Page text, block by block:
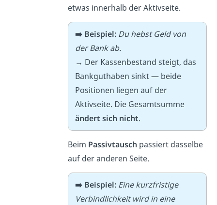
etwas innerhalb der Aktivseite.
➡️ Beispiel: Du hebst Geld von
der Bank ab.
→ Der Kassenbestand steigt, das
Bankguthaben sinkt — beide
Positionen liegen auf der
Aktivseite. Die Gesamtsumme
ändert sich nicht.
Beim Passivtausch passiert dasselbe
auf der anderen Seite.
➡️ Beispiel: Eine kurzfristige
Verbindlichkeit wird in eine